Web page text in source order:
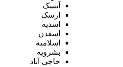
آیسک
ارسک
اسدیه
اسفدن
اسلامیه
بشرویه
حاجی آباد